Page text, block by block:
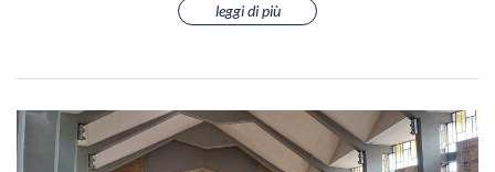
leggi di più